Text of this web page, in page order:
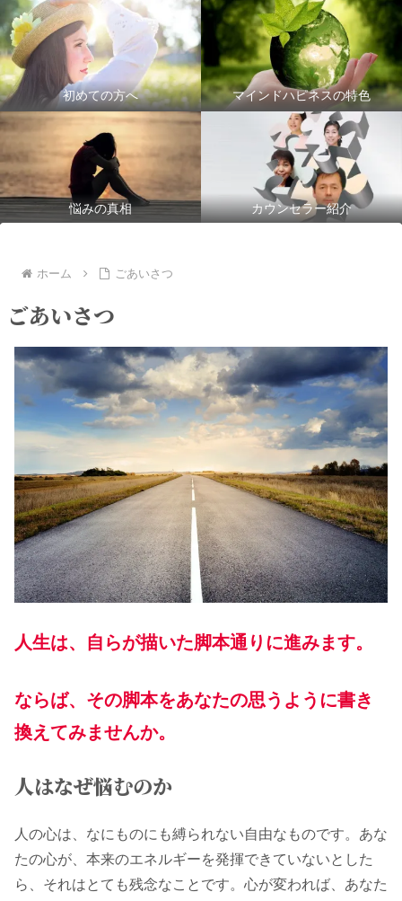
初めての方へ マインドハピネスの特色
悩みの真相 カウンセラー紹介
ホーム ごあいさつ
ごあいさつ
人生は、自らが描いた脚本通りに進みます。
ならば、その脚本をあなたの思うように書き
換えてみませんか。
人はなぜ悩むのか
人の心は、なにものにも縛られない自由なものです。あな
たの心が、本来のエネルギーを発揮できていないとした
ら、それはとても残念なことです。心が変われば、あなた